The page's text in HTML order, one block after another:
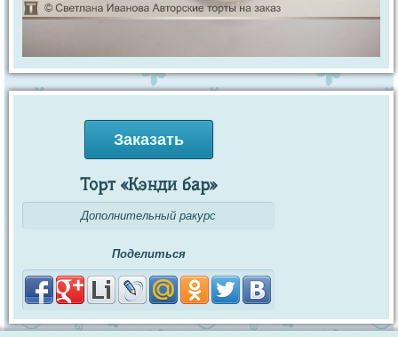
Заказать
Торт «Кэнди бар»
Дополнительный ракурс
Поделиться